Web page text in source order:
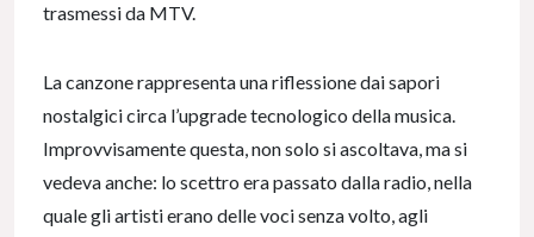
trasmessi da MTV.
La canzone rappresenta una riflessione dai sapori
nostalgici circa l’upgrade tecnologico della musica.
Improvvisamente questa, non solo si ascoltava, ma si
vedeva anche: lo scettro era passato dalla radio, nella
quale gli artisti erano delle voci senza volto, agli